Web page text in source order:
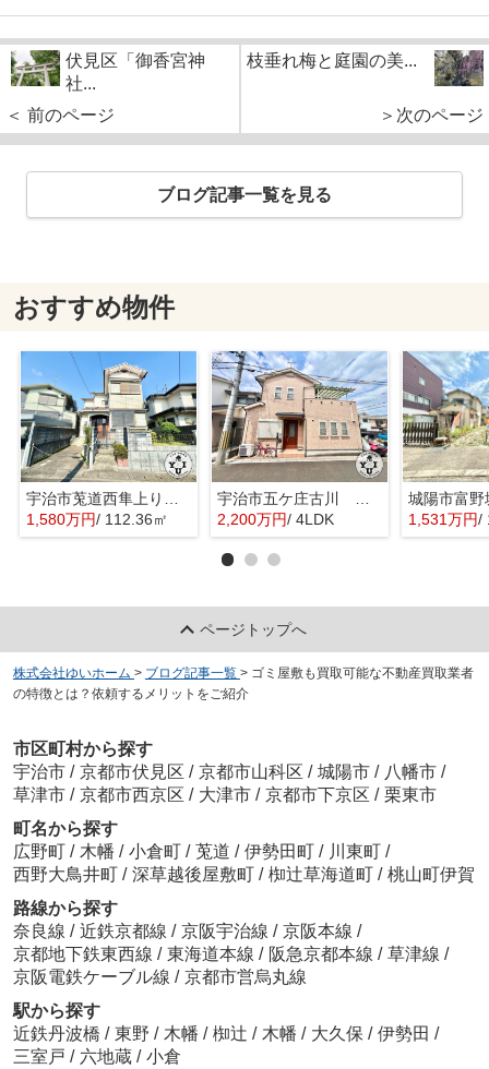
伏見区「御香宮神
社...
＜ 前のページ
枝垂れ梅と庭園の美...
＞次のページ
ブログ記事一覧を見る
おすすめ物件
宇治市莵道西隼上り 土地
1,580万円/ 112.36㎡
宇治市五ケ庄古川 オーナーチェンジ 中古戸建
2,200万円/ 4LDK
城陽市富
1,531万円/
ページトップへ
株式会社ゆいホーム > ブログ記事一覧 > ゴミ屋敷も買取可能な不動産買取業者
の特徴とは？依頼するメリットをご紹介
市区町村から探す
宇治市 / 京都市伏見区 / 京都市山科区 / 城陽市 / 八幡市 /
草津市 / 京都市西京区 / 大津市 / 京都市下京区 / 栗東市
町名から探す
広野町 / 木幡 / 小倉町 / 莵道 / 伊勢田町 / 川東町 /
西野大鳥井町 / 深草越後屋敷町 / 椥辻草海道町 / 桃山町伊賀
路線から探す
奈良線 / 近鉄京都線 / 京阪宇治線 / 京阪本線 /
京都地下鉄東西線 / 東海道本線 / 阪急京都本線 / 草津線 /
京阪電鉄ケーブル線 / 京都市営烏丸線
駅から探す
近鉄丹波橋 / 東野 / 木幡 / 椥辻 / 木幡 / 大久保 / 伊勢田 /
三室戸 / 六地蔵 / 小倉